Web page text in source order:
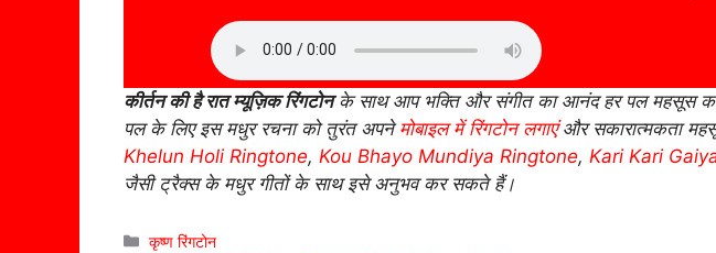
कीर्तन की है रात म्यूज़िक रिंगटोनके साथ आप भक्ति और संगीत का आनंद हर पल महसूस
पल के लिए इस मधुर रचना को तुरंत अपनेमोबाइल में रिंगटोन लगाएंऔर सकारात्मकता
Khelun Holi Ringtone, Kou Bhayo Mundiya Ringtone, Kari Kari
जैसी ट्रैक्स के मधुर गीतों के साथ इसे अनुभव कर सकते हैं।
Categories
कृष्ण रिंगटोन